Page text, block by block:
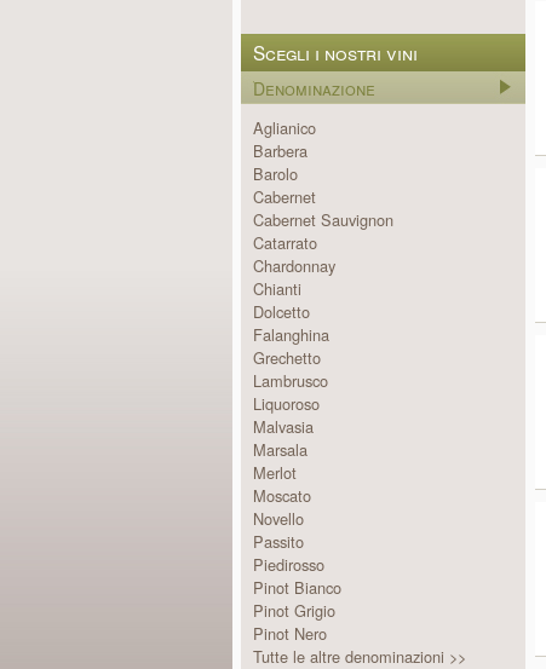
Scegli i nostri vini
Denominazione
Aglianico
Barbera
Barolo
Cabernet
Cabernet Sauvignon
Catarrato
Chardonnay
Chianti
Dolcetto
Falanghina
Grechetto
Lambrusco
Liquoroso
Malvasia
Marsala
Merlot
Moscato
Novello
Passito
Piedirosso
Pinot Bianco
Pinot Grigio
Pinot Nero
Tutte le altre denominazioni >>